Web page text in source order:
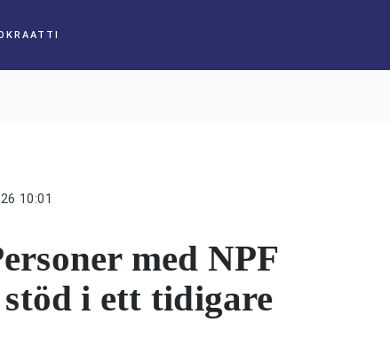
10:01
med NPF
i ett tidigare